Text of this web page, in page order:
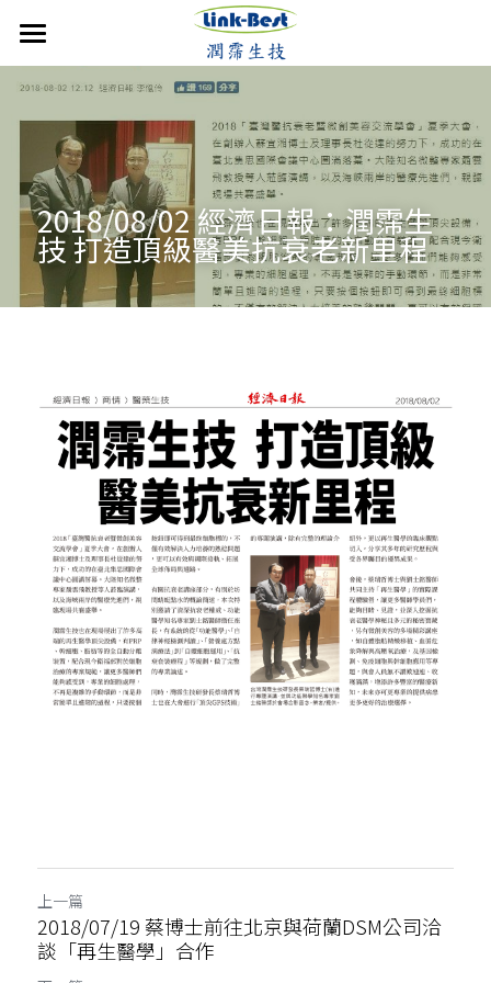
首頁
潤霈快訊
最新消息
媒體報導
影音分享
歷年新聞
公司介紹
成立沿革
發展近況
技術優勢
核心團隊
銷售產品
醫美產品
牙科產品
骨科產品
外科產品
血球細胞分離機
2018/08/02 經濟日報：潤霈生
技 打造頂級醫美抗衰老新里程
上一篇
2018/07/19 蔡博士前往北京與荷蘭DSM公司洽
談「再生醫學」合作